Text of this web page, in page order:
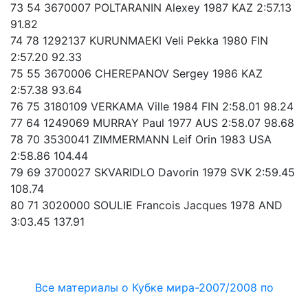
73 54 3670007 POLTARANIN Alexey 1987 KAZ 2:57.13
91.82
74 78 1292137 KURUNMAEKI Veli Pekka 1980 FIN
2:57.20 92.33
75 55 3670006 CHEREPANOV Sergey 1986 KAZ
2:57.38 93.64
76 75 3180109 VERKAMA Ville 1984 FIN 2:58.01 98.24
77 64 1249069 MURRAY Paul 1977 AUS 2:58.07 98.68
78 70 3530041 ZIMMERMANN Leif Orin 1983 USA
2:58.86 104.44
79 69 3700027 SKVARIDLO Davorin 1979 SVK 2:59.45
108.74
80 71 3020000 SOULIE Francois Jacques 1978 AND
3:03.45 137.91
Все материалы о Кубке мира-2007/2008 по